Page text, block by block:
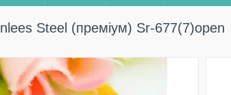
Steel (преміум) Sr-677(7)open